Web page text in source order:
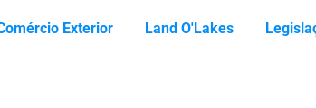
Exterior Land O'Lakes